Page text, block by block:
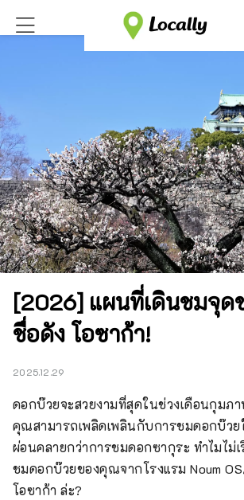
[2026] แผนที่เดินชมจุด
ชื่อดัง โอซาก้า!
2025.12.29
ดอกบ๊วยจะสวยงามที่สุดในช่วงเดือนกุมภ
คุณสามารถเพลิดเพลินกับการชมดอกบ๊ว
ผ่อนคลายกว่าการชมดอกซากุระ ทำไมไม่
ชมดอกบ๊วยของคุณจากโรงแรม Noum
โอซาก้า ล่ะ?